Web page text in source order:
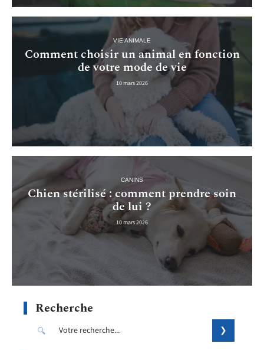
VIE ANIMALE
Comment choisir un animal en fonction
de votre mode de vie
10 mars 2026
CANINS
Chien stérilisé : comment prendre soin
de lui ?
10 mars 2026
Recherche